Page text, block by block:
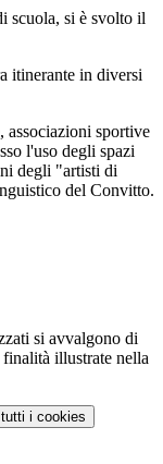
scuola, si è svolto il
itinerante in diversi
sportive
l'uso degli spazi
degli "artisti di
del Convitto.
si avvalgono di
illustrate nella
i cookies